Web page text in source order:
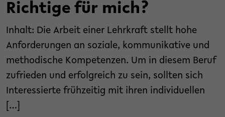
Richtige für mich?
Inhalt: Die Arbeit einer Lehrkraft stellt hohe
Anforderungen an soziale, kommunikative und
methodische Kompetenzen. Um in diesem Beruf
zufrieden und erfolgreich zu sein, sollten sich
Interessierte frühzeitig mit ihren individuellen
[…]